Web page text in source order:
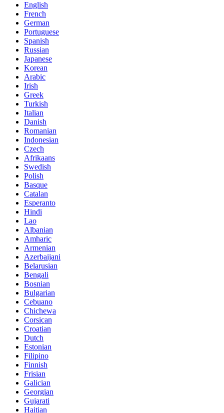
English
French
German
Portuguese
Spanish
Russian
Japanese
Korean
Arabic
Irish
Greek
Turkish
Italian
Danish
Romanian
Indonesian
Czech
Afrikaans
Swedish
Polish
Basque
Catalan
Esperanto
Hindi
Lao
Albanian
Amharic
Armenian
Azerbaijani
Belarusian
Bengali
Bosnian
Bulgarian
Cebuano
Chichewa
Corsican
Croatian
Dutch
Estonian
Filipino
Finnish
Frisian
Galician
Georgian
Gujarati
Haitian